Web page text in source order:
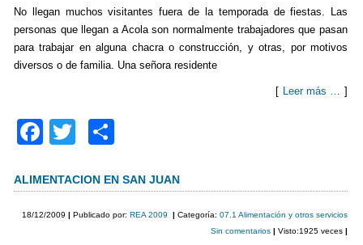
No llegan muchos visitantes fuera de la temporada de fiestas. Las
personas que llegan a Acola son normalmente trabajadores que pasan
para trabajar en alguna chacra o construcción, y otras, por motivos
diversos o de familia. Una señora residente
[ Leer más … ]
F
c
e
tt
er
m
p
ALIMENTACION EN SAN JUAN
18/12/2009 | Publicado por:REA 2009 |Categoría:07.1 Alimentación y otros servicios
Sin comentarios| Visto:1925 veces|